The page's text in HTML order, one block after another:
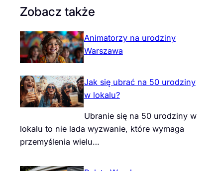
Zobacz także
Animatorzy na urodziny
Warszawa
Jak się ubrać na 50 urodziny
w lokalu?
Ubranie się na 50 urodziny w
lokalu to nie lada wyzwanie, które wymaga
przemyślenia wielu…